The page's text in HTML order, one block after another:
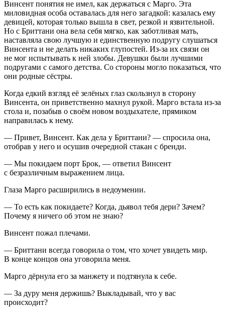
Винсент понятия не имел, как держаться с Марго. Эта
миловидная особа оставалась для него загадкой: казалась ему
девицей, которая только вышла в свет, резкой и язвительной.
Но с Бриттани она вела себя мягко, как заботливая мать,
наставляла свою лучшую и единственную подругу слушаться
Винсента и не делать никаких глупостей. Из-за их связи он
не мог испытывать к ней злобы. Девушки были лучшими
подругами с самого детства. Со стороны могло показаться, что
они родные сёстры.
Когда едкий взгляд её зелёных глаз скользнул в сторону
Винсента, он приветственно махнул рукой. Марго встала из-за
стола и, позабыв о своём новом воздыхателе, прямиком
направилась к нему.
— Привет, Винсент. Как дела у Бриттани? — спросила она,
отобрав у него и осушив очередной стакан с бренди.
— Мы покидаем порт Брок, — ответил Винсент
с безразличным выражением лица.
Глаза Марго расширились в недоумении.
— То есть как покидаете? Когда, дьявол тебя дери? Зачем?
Почему я ничего об этом не знаю?
Винсент пожал плечами.
— Бриттани всегда говорила о том, что хочет увидеть мир.
В конце концов она уговорила меня.
Марго дёрнула его за манжету и подтянула к себе.
— За дуру меня держишь? Выкладывай, что у вас
происходит?